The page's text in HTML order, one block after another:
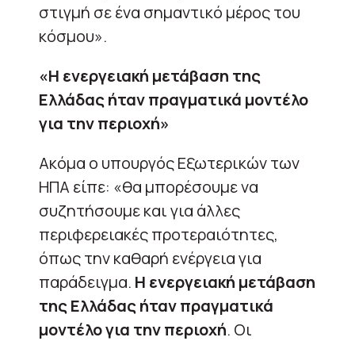
στιγμή σε ένα σημαντικό μέρος του
κόσμου».
«Η ενεργειακή μετάβαση της
Ελλάδας ήταν πραγματικά μοντέλο
για την περιοχή»
Ακόμα ο υπουργός Εξωτερικών των
ΗΠΑ είπε: «θα μπορέσουμε να
συζητήσουμε και για άλλες
περιφερειακές προτεραιότητες,
όπως την καθαρή ενέργεια για
παράδειγμα. Η ενεργειακή μετάβαση
της Ελλάδας ήταν πραγματικά
μοντέλο για την περιοχή. Οι